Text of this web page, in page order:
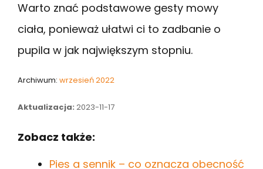
Warto znać podstawowe gesty mowy
ciała, ponieważ ułatwi ci to zadbanie o
pupila w jak największym stopniu.
Archiwum: wrzesień 2022
Aktualizacja: 2023-11-17
Zobacz także:
Pies a sennik – co oznacza obecność